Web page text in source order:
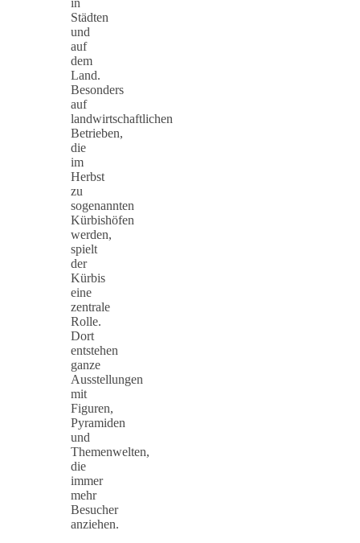
Städten
und
auf
dem
Land.
Besonders
auf
landwirtschaftlichen
Betrieben,
die
im
Herbst
zu
sogenannten
Kürbishöfen
werden,
spielt
der
Kürbis
eine
zentrale
Rolle.
Dort
entstehen
ganze
Ausstellungen
mit
Figuren,
Pyramiden
und
Themenwelten,
die
immer
mehr
Besucher
anziehen.